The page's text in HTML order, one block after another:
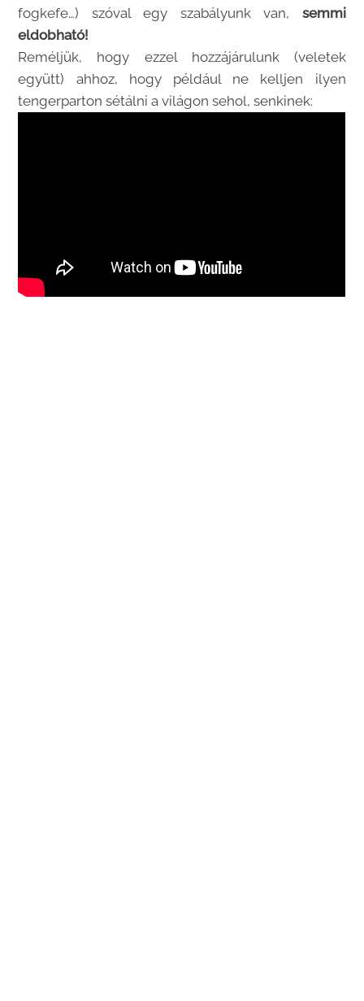
fogkefe…) szóval egy szabályunk van, semmi
eldobható!
Reméljük, hogy ezzel hozzájárulunk (veletek
együtt) ahhoz, hogy például ne kelljen ilyen
tengerparton sétálni a világon sehol, senkinek: